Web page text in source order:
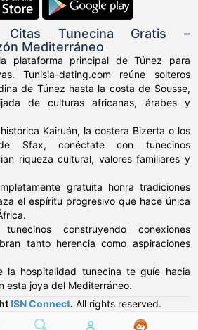
Citas Tunecina Gratis –
Mediterráneo
plataforma principal de Túnez para
Tunisia-dating.com reúne solteros
de Túnez hasta la costa de Sousse,
de culturas africanas, árabes y
Kairuán, la costera Bizerta o los
Sfax, conéctate con tunecinos
riqueza cultural, valores familiares y
gratuita honra tradiciones
el espíritu progresivo que hace única
construyendo conexiones
tanto herencia como aspiraciones
la hospitalidad tunecina te guíe hacia
esta joya del Mediterráneo.
ISN Connect. All rights reserved.